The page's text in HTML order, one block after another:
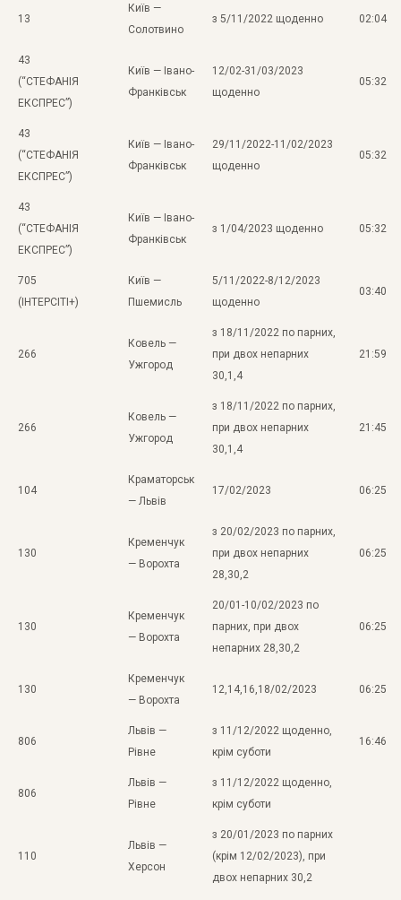
13
Київ —
Солотвино
з 5/11/2022 щоденно 02:04
43
(“СТЕФАНІЯ
ЕКСПРЕС”)
Київ — Івано-
Франківськ
12/02-31/03/2023
щоденно
05:32
43
(“СТЕФАНІЯ
ЕКСПРЕС”)
Київ — Івано-
Франківськ
29/11/2022-11/02/2023
щоденно
05:32
43
(“СТЕФАНІЯ
ЕКСПРЕС”)
Київ — Івано-
Франківськ
з 1/04/2023 щоденно 05:32
705
(ІНТЕРСІТІ+)
Київ —
Пшемисль
5/11/2022-8/12/2023
щоденно
03:40
266
Ковель —
Ужгород
з 18/11/2022 по парних,
при двох непарних
30,1,4
21:59
266
Ковель —
Ужгород
з 18/11/2022 по парних,
при двох непарних
30,1,4
21:45
104
Краматорськ
— Львів
17/02/2023 06:25
130
Кременчук
— Ворохта
з 20/02/2023 по парних,
при двох непарних
28,30,2
06:25
130
Кременчук
— Ворохта
20/01-10/02/2023 по
парних, при двох
непарних 28,30,2
06:25
130
Кременчук
— Ворохта
12,14,16,18/02/2023 06:25
806
Львів —
Рівне
з 11/12/2022 щоденно,
крім суботи
16:46
806
Львів —
Рівне
з 11/12/2022 щоденно,
крім суботи
110
Львів —
Херсон
з 20/01/2023 по парних
(крім 12/02/2023), при
двох непарних 30,2